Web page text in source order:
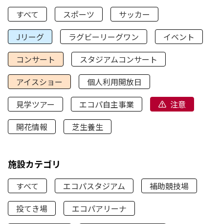
すべて スポーツ
サッカー
Jリーグ
ラグビーリーグワン
イベント
コンサート
スタジアムコンサート
アイスショー
個人利用開放日
見学ツアー
エコパ自主事業
注意
開花情報
芝生養生
施設カテゴリ
すべて エコパスタジアム
補助競技場
投てき場
エコパアリーナ